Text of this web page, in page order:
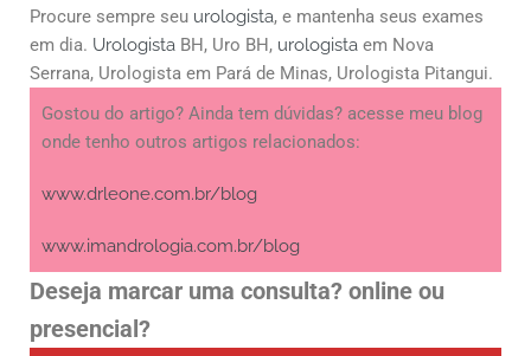
Procure sempre seu urologista, e mantenha seus exames
em dia. Urologista BH, Uro BH, urologista em Nova
Serrana, Urologista em Pará de Minas, Urologista Pitangui.
Gostou do artigo? Ainda tem dúvidas? acesse meu blog
onde tenho outros artigos relacionados:
www.drleone.com.br/blog
www.imandrologia.com.br/blog
Deseja marcar uma consulta? online ou
presencial?